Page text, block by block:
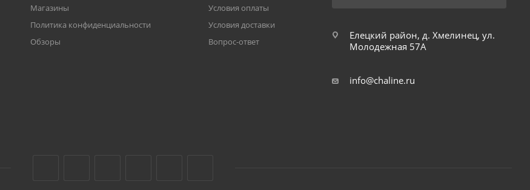
Магазины
Политика конфиденциальности
Обзоры
Условия оплаты
Условия доставки
Вопрос-ответ
Елецкий район, д. Хмелинец, ул.
Молодежная 57А
info@chaline.ru